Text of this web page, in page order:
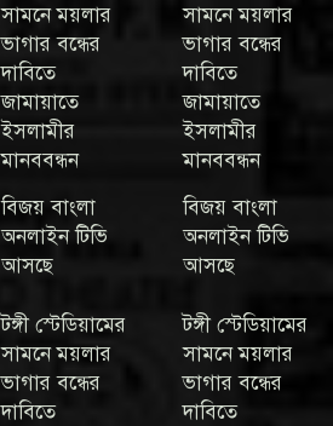
সামনে ময়লার
ভাগার বন্ধের
দাবিতে
জামায়াতে
ইসলামীর
মানববন্ধন
বিজয় বাংলা
অনলাইন টিভি
আসছে
সামনে ময়লার
ভাগার বন্ধের
দাবিতে
জামায়াতে
ইসলামীর
মানববন্ধন
বিজয় বাংলা
অনলাইন টিভি
আসছে
টঙ্গী স্টেডিয়ামের
সামনে ময়লার
ভাগার বন্ধের
দাবিতে
টঙ্গী স্টেডিয়ামের
সামনে ময়লার
ভাগার বন্ধের
দাবিতে